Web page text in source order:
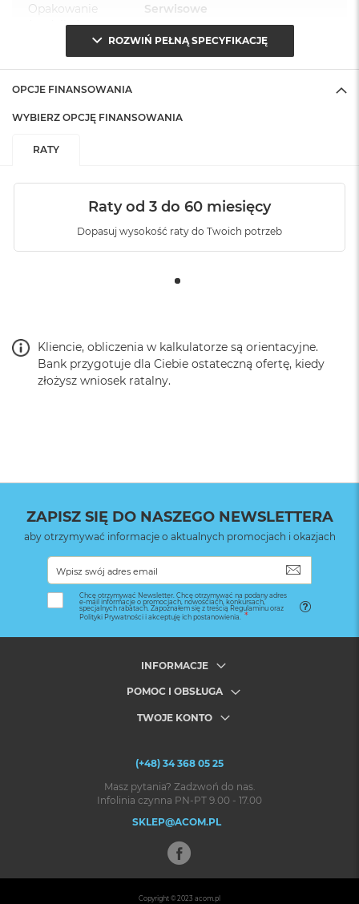
Opakowanie
(pudełko):
Serwisowe
ROZWIŃ PEŁNĄ SPECYFIKACJĘ
OPCJE FINANSOWANIA
WYBIERZ OPCJĘ FINANSOWANIA
RATY
Raty od 3 do 60 miesięcy
Dopasuj wysokość raty do Twoich potrzeb
Kliencie, obliczenia w kalkulatorze są orientacyjne.
Bank przygotuje dla Ciebie ostateczną ofertę, kiedy
złożysz wniosek ratalny.
ZAPISZ SIĘ DO NASZEGO NEWSLETTERA
aby otrzymywać informacje o aktualnych promocjach i okazjach
Chcę otrzymywać Newsletter. Chcę otrzymywać na podany adres
e-mail informacje o promocjach, nowościach, konkursach,
specjalnych rabatach. Zapoznałem się z treścią Regulaminu oraz
Polityki Prywatności i akceptuję ich postanowienia.
INFORMACJE
POMOC I OBSŁUGA
TWOJE KONTO
(+48) 34 368 05 25
Masz pytania? Zadzwoń do nas.
Infolinia czynna PN-PT 9.00 - 17.00
SKLEP@ACOM.PL
Copyright © 2023 acom.pl